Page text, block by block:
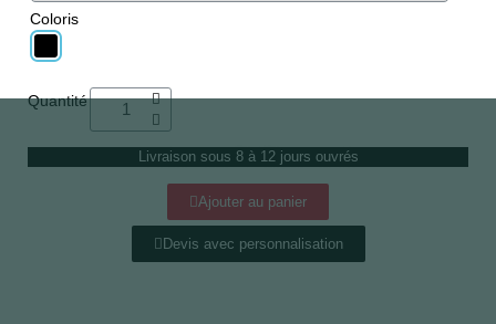
Coloris
Quantité
Livraison sous 8 à 12 jours ouvrés
Ajouter au panier
Devis avec personnalisation